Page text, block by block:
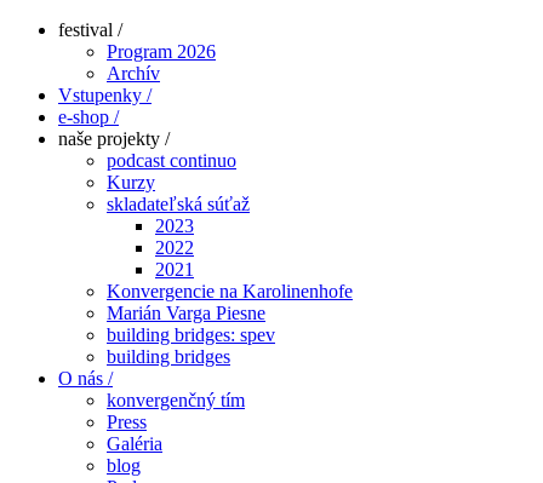
festival /
Program 2026
Archív
Vstupenky /
e-shop /
naše projekty /
podcast continuo
Kurzy
skladateľská súťaž
2023
2022
2021
Konvergencie na Karolinenhofe
Marián Varga Piesne
building bridges: spev
building bridges
O nás /
konvergenčný tím
Press
Galéria
blog